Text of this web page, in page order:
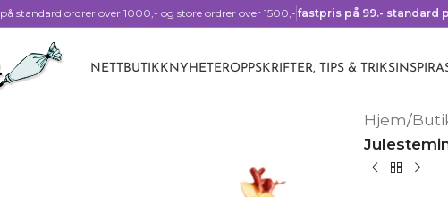
på standard ordrer over 1000,- og store ordrer over 1500,- fastpris på 99.- standard
NETTBUTIKK NYHETEROPPSKRIFTER, TIPS & TRIKS
Hjem/